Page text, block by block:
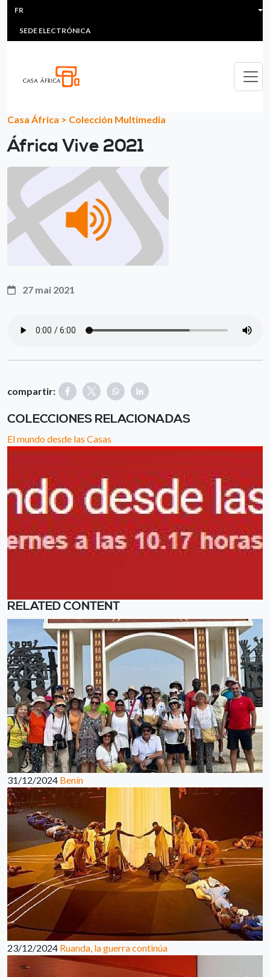
Aller au contenu principal
HEADER MENU
MULTIMEDIA
SEDE ELECTRÓNICA
FR
Casa África > Colección Multimedia
África Vive 2021
27 mai 2021
compartir:
COLECCIONES RELACIONADAS
El mundo desde las Casas
RELATED CONTENT
31/12/2024 Benín
23/12/2024 Ruanda, la guerra continúa